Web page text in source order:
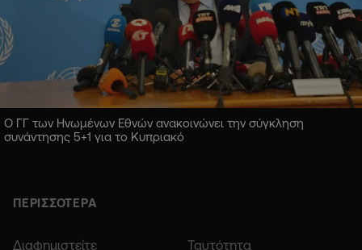
Ο ΓΓ των Ηνωμένων Εθνών ανακοινώνει την σύγκληση
συνάντησης 5+1 για το Κυπριακό
ΠΕΡΙΣΣΟΤΕΡΑ
Διαφημιστείτε Ταυτότητα